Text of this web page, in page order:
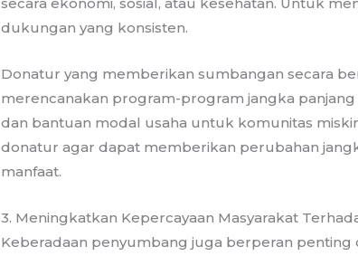
dukungan yang konsisten.
Donatur yang memberikan sumbangan secara
merencanakan program-program jangka
dan bantuan modal usaha untuk komunitas
donatur agar dapat memberikan perubahan
manfaat.
3. Meningkatkan Kepercayaan Masyarakat
Keberadaan penyumbang juga berperan